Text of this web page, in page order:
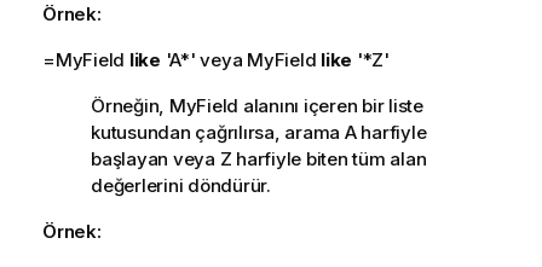
Örnek:
=MyField like 'A*' veya MyField like '*Z'
Örneğin, MyField alanını içeren bir liste
kutusundan çağrılırsa, arama A harfiyle
başlayan veya Z harfiyle biten tüm alan
değerlerini döndürür.
Örnek: